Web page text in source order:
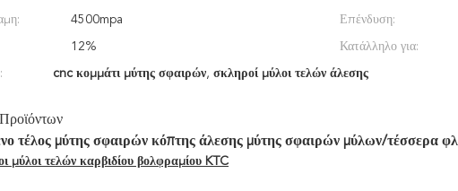
4500mpa Επένδυση:
12% Κατάλληλο για:
cnc κομμάτι μύτης σφαιρών, σκληροί μύλοι τελών άλεσης
τέλος μύτης σφαιρών κόπτης άλεσης μύτης σφαιρών μύλων/τέσσερα
μύλοι τελών καρβιδίου βολφραμίου KTC